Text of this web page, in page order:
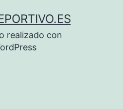
realizado con